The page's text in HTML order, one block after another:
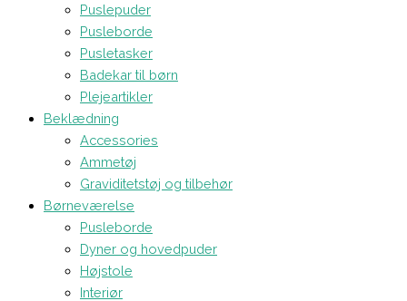
Puslepuder
Pusleborde
Pusletasker
Badekar til børn
Plejeartikler
Beklædning
Accessories
Ammetøj
Graviditetstøj og tilbehør
Børneværelse
Pusleborde
Dyner og hovedpuder
Højstole
Interiør